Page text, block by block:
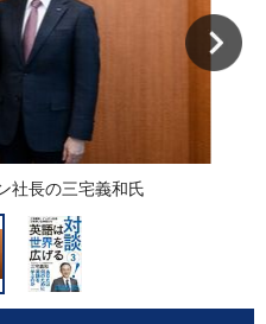
社長の三宅義和氏